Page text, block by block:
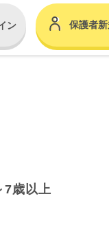
ン 保護者
7歳以上